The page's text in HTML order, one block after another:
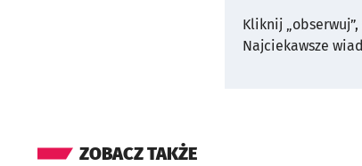
Kliknij
Najciekawsze
ZOBACZ TAKŻE